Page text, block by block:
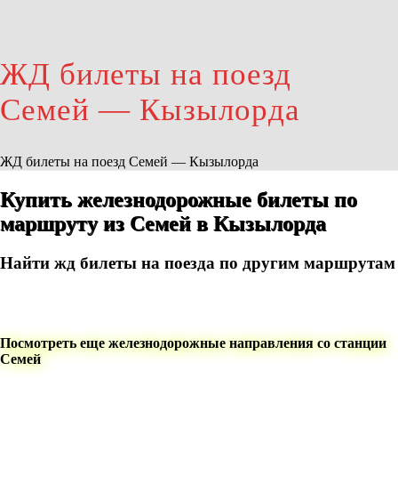
ЖД билеты на поезд
Семей — Кызылорда
ЖД билеты на поезд Семей — Кызылорда
Купить железнодорожные билеты по
маршруту из Семей в Кызылорда
Найти жд билеты на поезда по другим маршрутам
Посмотреть еще железнодорожные направления со станции
Семей